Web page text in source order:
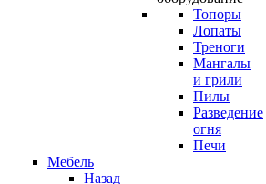
Топоры
Лопаты
Треноги
Мангалы
и грили
Пилы
Разведение
огня
Печи
Мебель
Назад